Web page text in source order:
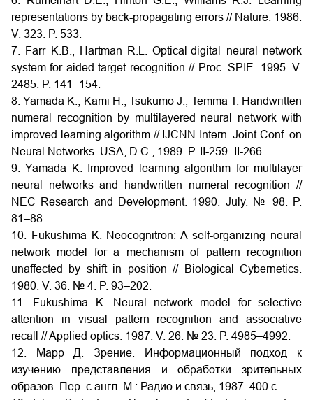
representations by back-propagating errors // Nature. 1986.
V. 323. P. 533.
7. Farr K.B., Hartman R.L. Optical-digital neural network
system for aided target recognition // Proc. SPIE. 1995. V.
2485. P. 141–154.
8. Yamada K., Kami H., Tsukumo J., Temma T. Handwritten
numeral recognition by multilayered neural network with
improved learning algorithm // IJCNN Intern. Joint Conf. on
Neural Networks. USA, D.C., 1989. P. II-259–II-266.
9. Yamada K. Improved learning algorithm for multilayer
neural networks and handwritten numeral recognition //
NEC Research and Development. 1990. July. № 98. P.
81–88.
10. Fukushima K. Neocognitron: A self-organizing neural
network model for a mechanism of pattern recognition
unaffected by shift in position // Biological Cybernetics.
1980. V. 36. № 4. P. 93–202.
11. Fukushima K. Neural network model for selective
attention in visual pattern recognition and associative
recall // Applied optics. 1987. V. 26. № 23. P. 4985–4992.
12. Марр Д. Зрение. Информационный подход к
изучению представления и обработки зрительных
образов. Пер. с англ. М.: Радио и связь, 1987. 400 с.